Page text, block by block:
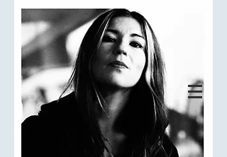
ΟΙΚΟΝΟΜΑΚΟΥ ΜΑΡΓΑΡΙΤΑ
Κλινικός Ψυχολόγος-
Ψυχοθεραπεύτρια
Αίτημα για συνεδρία